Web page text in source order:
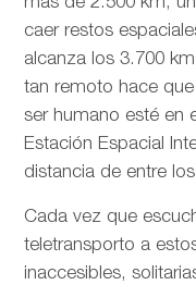
más de 2.500 km,
caer restos
alcanza los 3.700
tan remoto hace
ser humano esté en
Estación Espacial
distancia de entre
Cada vez que
teletransporto a
inaccesibles,